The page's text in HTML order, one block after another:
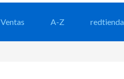
Ventas A-Z redtienda